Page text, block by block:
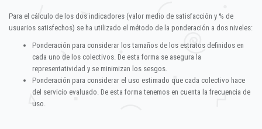
Para el cálculo de los dos indicadores (valor medio de satisfacción y % de
usuarios satisfechos) se ha utilizado el método de la ponderación a dos niveles:
Ponderación para considerar los tamaños de los estratos definidos en
cada uno de los colectivos. De esta forma se asegura la
representatividad y se minimizan los sesgos.
Ponderación para considerar el uso estimado que cada colectivo hace
del servicio evaluado. De esta forma tenemos en cuenta la frecuencia de
uso.